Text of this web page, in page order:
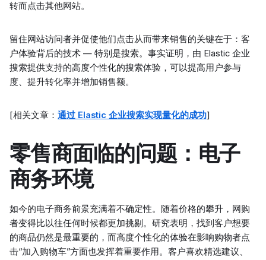
转而点击其他网站。
留住网站访问者并促使他们点击从而带来销售的关键在于：客
户体验背后的技术 — 特别是搜索。事实证明，由 Elastic 企业
搜索提供支持的高度个性化的搜索体验，可以提高用户参与
度、提升转化率并增加销售额。
[相关文章： 通过 Elastic 企业搜索实现量化的成功]
零售商面临的问题：电子
商务环境
如今的电子商务前景充满着不确定性。随着价格的攀升，网购
者变得比以往任何时候都更加挑剔。研究表明，找到客户想要
的商品仍然是最重要的，而高度个性化的体验在影响购物者点
击“加入购物车”方面也发挥着重要作用。客户喜欢精选建议、